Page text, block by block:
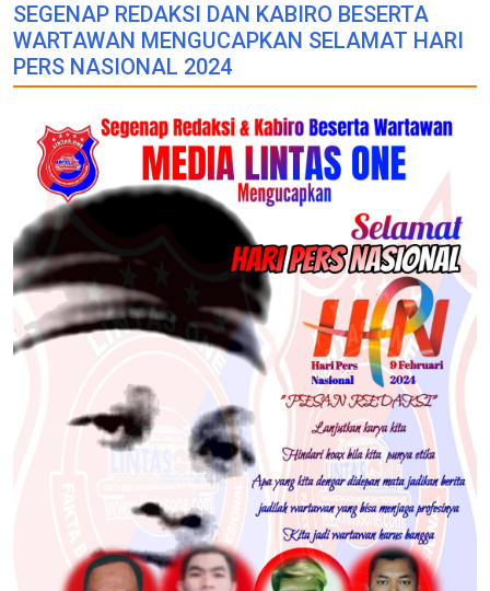
SEGENAP REDAKSI DAN KABIRO BESERTA
WARTAWAN MENGUCAPKAN SELAMAT HARI
PERS NASIONAL 2024